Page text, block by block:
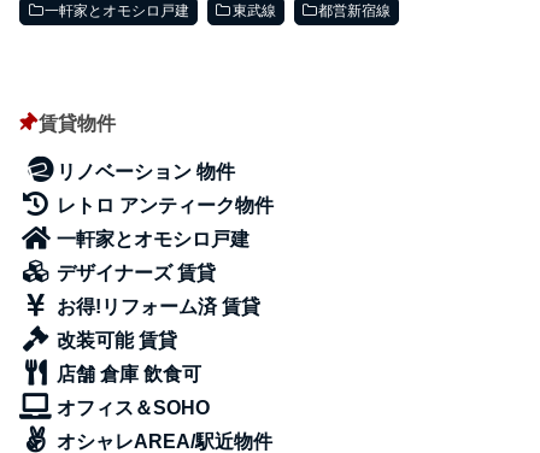
一軒家とオモシロ戸建 東武線 都営新宿線
賃貸物件
リノベーション 物件
レトロ アンティーク物件
一軒家とオモシロ戸建
デザイナーズ 賃貸
お得!リフォーム済 賃貸
改装可能 賃貸
店舗 倉庫 飲食可
オフィス＆SOHO
オシャレAREA/駅近物件